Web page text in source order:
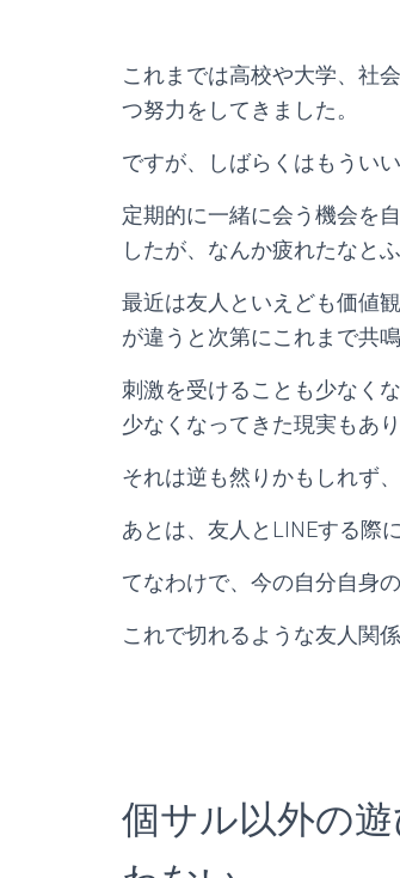
これまでは高校や大学、社
つ努力をしてきました。
ですが、しばらくはもういい
定期的に一緒に会う機会を
したが、なんか疲れたなと
最近は友人といえども価値
が違うと次第にこれまで共
刺激を受けることも少なく
少なくなってきた現実もあり
それは逆も然りかもしれず
あとは、友人とLINEする際
てなわけで、今の自分自身
これで切れるような友人関
個サル以外の